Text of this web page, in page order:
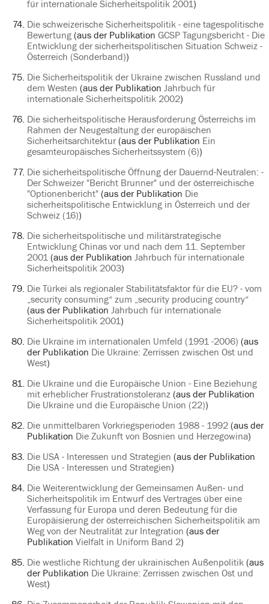
für internationale Sicherheitspolitik 2001 )
Die schweizerische Sicherheitspolitik - eine tagespolitische
Bewertung(aus der Publikation GCSP Tagungsbericht - Die
Entwicklung der sicherheitspolitischen Situation Schweiz -
Österreich (Sonderband))
Die Sicherheitspolitik der Ukraine zwischen Russland und
dem Westen (aus der Publikation Jahrbuch für
internationale Sicherheitspolitik 2002)
Die sicherheitspolitische Herausforderung Österreichs im
Rahmen der Neugestaltung der europäischen
Sicherheitsarchitektur(aus der Publikation Ein
gesamteuropäisches Sicherheitssystem (6))
Die sicherheitspolitische Öffnung der Dauernd-Neutralen: -
Der Schweizer "Bericht Brunner" und der österreichische
"Optionenbericht"(aus der Publikation Die
sicherheitspolitische Entwicklung in Österreich und der
Schweiz (16))
Die sicherheitspolitische und militärstrategische
Entwicklung Chinas vor und nach dem 11. September
2001 (aus der Publikation Jahrbuch für internationale
Sicherheitspolitik 2003)
Die Türkei als regionaler Stabilitätsfaktor für die EU? - vom
„security consuming“ zum „security producing country“
(aus der Publikation Jahrbuch für internationale
Sicherheitspolitik 2001 )
Die Ukraine im internationalen Umfeld (1991 -2006) (aus
der Publikation Die Ukraine: Zerrissen zwischen Ost und
West)
Die Ukraine und die Europäische Union - Eine Beziehung
mit erheblicher Frustrationstoleranz(aus der Publikation
Die Ukraine und die Europäische Union (22))
Die unmittelbaren Vorkriegsperioden 1988 - 1992(aus der
Publikation Die Zukunft von Bosnien und Herzegowina)
Die USA - Interessen und Strategien (aus der Publikation
Die USA - Interessen und Strategien)
Die Weiterentwicklung der Gemeinsamen Außen- und
Sicherheitspolitik im Entwurf des Vertrages über eine
Verfassung für Europa und deren Bedeutung für die
Europäisierung der österreichischen Sicherheitspolitik am
Weg von der Neutralität zur Integration (aus der
Publikation Vielfalt in Uniform Band 2)
Die westliche Richtung der ukrainischen Außenpolitik (aus
der Publikation Die Ukraine: Zerrissen zwischen Ost und
West)